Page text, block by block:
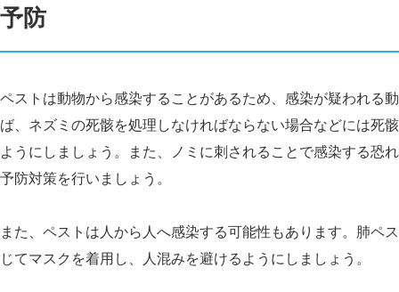
予防
ペストは動物から感染することがあるため、感染が疑われる
ば、ネズミの死骸を処理しなければならない場合などには死
ようにしましょう。また、ノミに刺されることで感染する恐
予防対策を行いましょう。
また、ペストは人から人へ感染する可能性もあります。肺ペ
じてマスクを着用し、人混みを避けるようにしましょう。